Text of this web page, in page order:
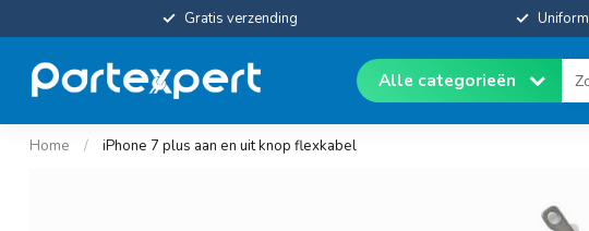
Gratis verzending
Alle categorieën
Home / iPhone 7 plus aan en uit knop flexkabel